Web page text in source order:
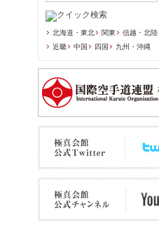
北海道・東北 関東 信越・北陸
近畿
中国 四国 九州・沖縄